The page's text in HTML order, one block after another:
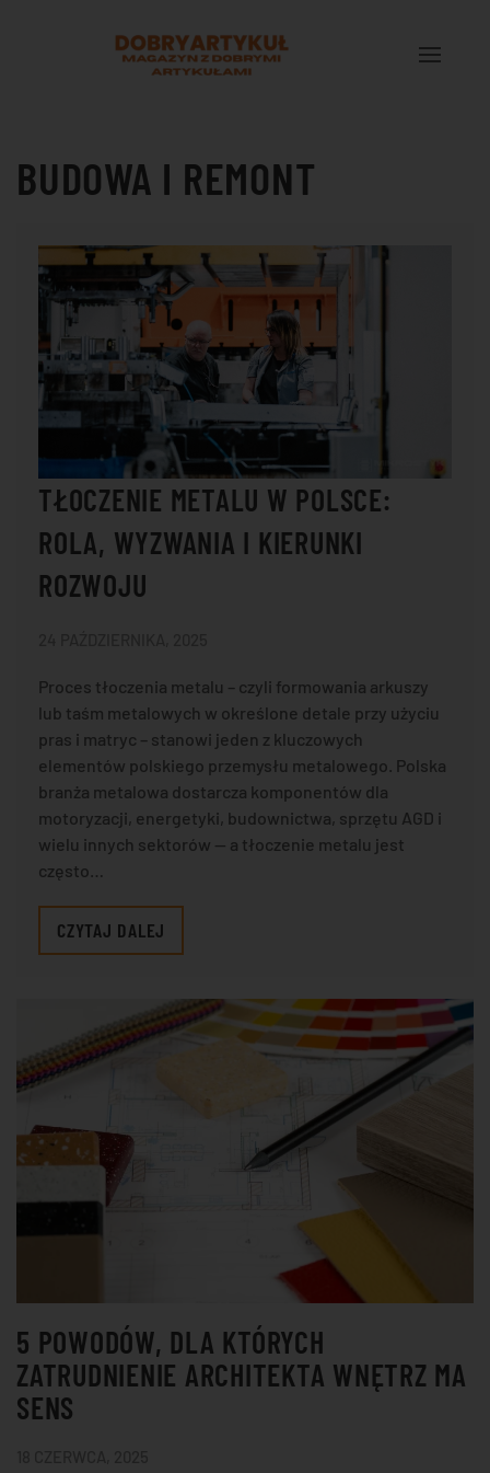
Przejdź do treści głównej
BUDOWA I REMONT
TŁOCZENIE METALU W POLSCE:
ROLA, WYZWANIA I KIERUNKI
ROZWOJU
Proces tłoczenia metalu – czyli formowania arkuszy
lub taśm metalowych w określone detale przy użyciu
pras i matryc – stanowi jeden z kluczowych
elementów polskiego przemysłu metalowego. Polska
branża metalowa dostarcza komponentów dla
motoryzacji, energetyki, budownictwa, sprzętu AGD i
wielu innych sektorów — a tłoczenie metalu jest
często…
CZYTAJ DALEJ
5 POWODÓW, DLA KTÓRYCH
ZATRUDNIENIE ARCHITEKTA WNĘTRZ MA
SENS